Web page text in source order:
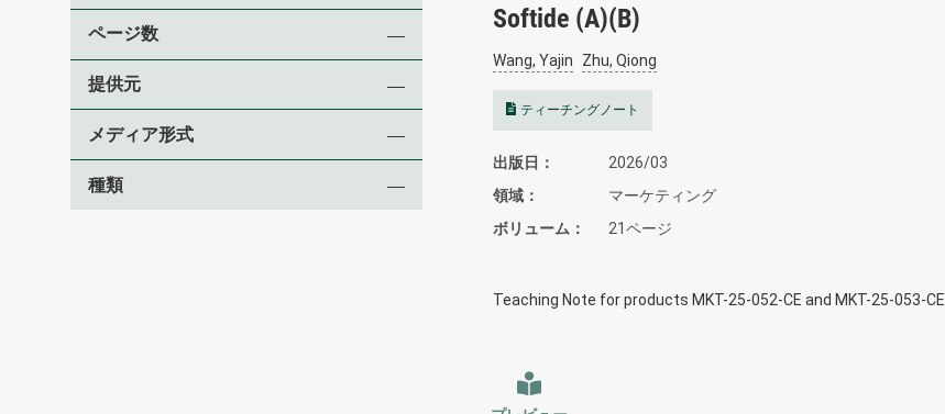
Softide (A)(B)
Wang, Yajin Zhu, Qiong
ティーチングノート
出版日
2026/03
領域
マーケティング
ボリューム
21ページ
Teaching Note for products MKT-25-052-CE and MKT-25-053-CE
ページ数
提供元
メディア形式
種類